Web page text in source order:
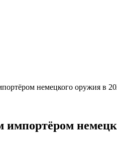
немецкого оружия в